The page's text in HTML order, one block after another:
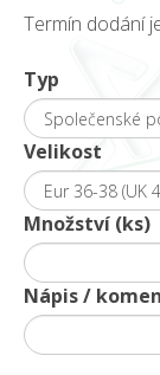
Termín dodání
Typ
Velikost
Množství (ks)
Nápis /